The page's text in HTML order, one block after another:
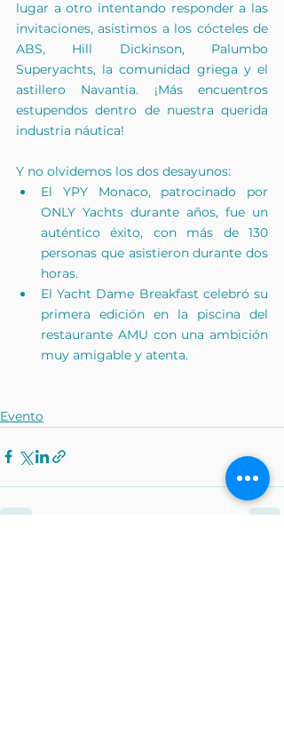
lugar a otro intentando responder a las
invitaciones, asistimos a los cócteles de
ABS, Hill Dickinson, Palumbo
Superyachts, la comunidad griega y el
astillero Navantia. ¡Más encuentros
estupendos dentro de nuestra querida
industria náutica!
Y no olvidemos los dos desayunos:
El YPY Monaco, patrocinado por
ONLY Yachts durante años, fue un
auténtico éxito, con más de 130
personas que asistieron durante dos
horas.
El Yacht Dame Breakfast celebró su
primera edición en la piscina del
restaurante AMU con una ambición
muy amigable y atenta.
Evento